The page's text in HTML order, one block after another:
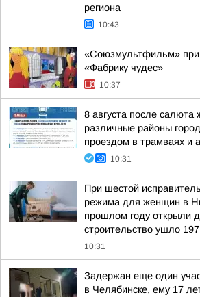
региона
10:43
«Союзмультфильм»
«Фабрику чудес»
10:37
8 августа после салюта
различные районы
проездом в трамваях и
10:31
При шестой
режима для женщин в
прошлом году открыли
строительство ушло
10:31
Задержан еще один
в Челябинске, ему 17